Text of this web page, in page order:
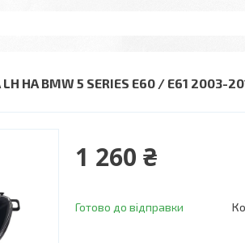
НА BMW 5 SERIES E60 / E61 2003-
1 260 ₴
Готово до відправки